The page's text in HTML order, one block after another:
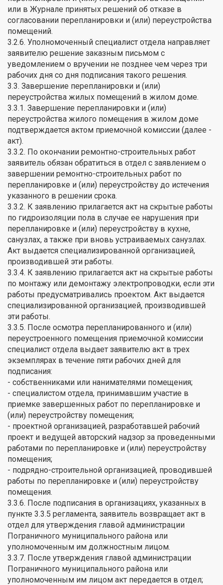
или в Журнале принятых решений об отказе в
согласовании перепланировки и (или) переустройства
помещений.
3.2.6. Уполномоченный специалист отдела направляет
заявителю решение заказным письмом с
уведомлением о вручении не позднее чем через три
рабочих дня со дня подписания такого решения.
3.3. Завершение перепланировки и (или)
переустройства жилых помещений в жилом доме.
3.3.1. Завершение перепланировки и (или)
переустройства жилого помещения в жилом доме
подтверждается актом приемочной комиссии (далее -
акт).
3.3.2. По окончании ремонтно-строительных работ
заявитель обязан обратиться в отдел с заявлением о
завершении ремонтно-строительных работ по
перепланировке и (или) переустройству до истечения
указанного в решении срока.
3.3.2. К заявлению прилагается акт на скрытые работы
по гидроизоляции пола в случае ее нарушения при
перепланировке и (или) переустройству в кухне,
санузлах, а также при вновь устраиваемых санузлах.
Акт выдается специализированной организацией,
производившей эти работы.
3.3.4. К заявлению прилагается акт на скрытые работы
по монтажу или демонтажу электропроводки, если эти
работы предусматривались проектом. Акт выдается
специализированной организацией, производившей
эти работы.
3.3.5. После осмотра перепланированного и (или)
переустроенного помещения приемочной комиссии
специалист отдела выдает заявителю акт в трех
экземплярах в течение пяти рабочих дней для
подписания:
- собственниками или нанимателями помещения;
- специалистом отдела, принимавшим участие в
приемке завершенных работ по перепланировке и
(или) переустройству помещения;
- проектной организацией, разработавшей рабочий
проект и ведущей авторский надзор за проведенными
работами по перепланировке и (или) переустройству
помещения;
- подрядно-строительной организацией, проводившей
работы по перепланировке и (или) переустройству
помещения.
3.3.6. После подписания в организациях, указанных в
пункте 3.3.5 регламента, заявитель возвращает акт в
отдел для утверждения главой администрации
Пограничного муниципального района или
уполномоченным им должностным лицом.
3.3.7. После утверждения главой администрации
Пограничного муниципального района или
уполномоченным им лицом акт передается в отдел;